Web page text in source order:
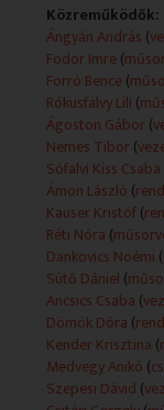
Közreműködők:
Ángyán András (
Fodor Imre(
Forró Bence(
Rókusfalvy Lili (
Ágoston Gábor(
Nemes Tibor(
Sófalvi Kiss Csaba
Ámon László (
Kauser Kristóf(
Réti Nóra (
Dankovics Noémi (
Sütő Dániel (
Ancsics Csaba (
Dömök Dóra (
Kender Krisztina (
Medvegy Anikó (
Szepesi Dávid (